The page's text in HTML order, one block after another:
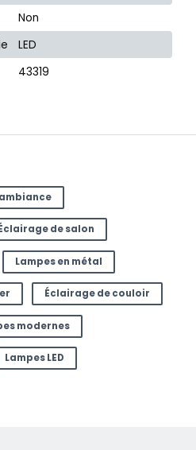
Non
LED
43319
de salon
Lampes en métal
Éclairage de couloir
modernes
Lampes LED